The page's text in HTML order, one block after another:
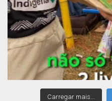
Carregar mais...